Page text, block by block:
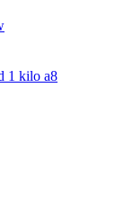
1 kilo a8